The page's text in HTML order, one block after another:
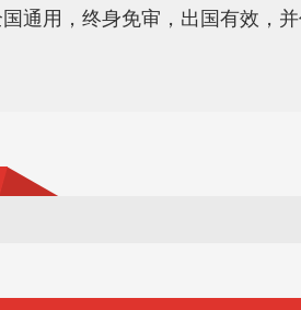
通用，终身免审，出国有效，